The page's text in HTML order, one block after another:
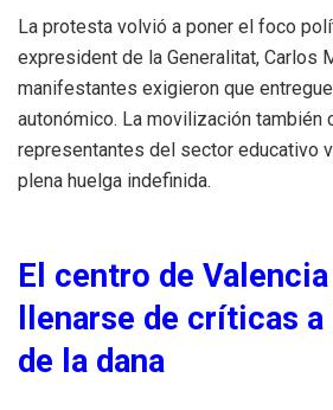
La protesta volvió a poner el foco
expresident de la Generalitat, Carlos
manifestantes exigieron que
autonómico. La movilización también
representantes del sector educativo
plena huelga indefinida.
El centro de
llenarse de críticas
de la dana